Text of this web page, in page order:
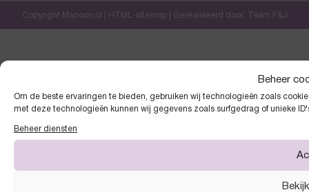
Beheer
Om de beste ervaringen te bieden, gebruiken wij technologieën zoals
met deze technologieën kunnen wij gegevens zoals surfgedrag of unieke
Beheer diensten
Copyright Manoon.nl | HTML-sitemap| Gerealiseerd door: Team F&J